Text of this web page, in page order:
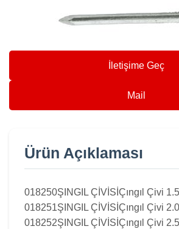
İletişime Geç
Mail
Ürün Açıklaması
018250ŞINGIL ÇİVİSİ Çıngıl Çivi
018251ŞINGIL ÇİVİSİ Çıngıl Çivi
018252ŞINGIL ÇİVİSİ Çıngıl Çivi